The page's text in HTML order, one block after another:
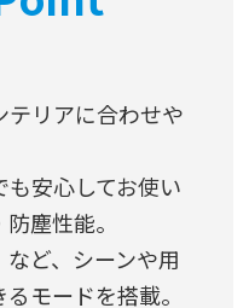
テリアに合わせや
安心してお使い
塵性能。
など、シーンや用
モードを搭載。